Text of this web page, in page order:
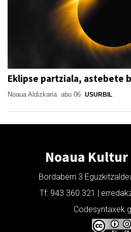
Eklipse partziala, astebete
Noaua Aldizkaria abu 06 USURBIL
Noaua
Bordaberri 3
Tf: 943 360 321 |
Codesyntaxek